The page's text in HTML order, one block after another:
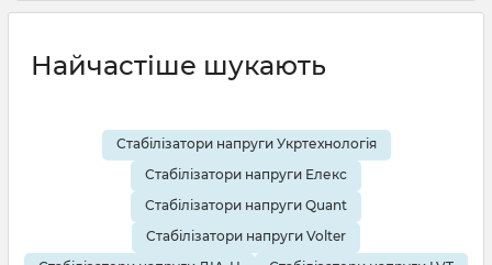
19 08 2025 0 10 хвилин
Найчастіше шукають
Стабілізатори напруги Укртехнологія
Стабілізатори напруги Елекс
Стабілізатори напруги Quant
Стабілізатори напруги Volter